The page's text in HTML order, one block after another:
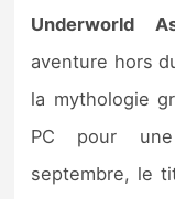
Sorties de
Underworld
aventure hors
la mythologie
PC pour
septembre, le